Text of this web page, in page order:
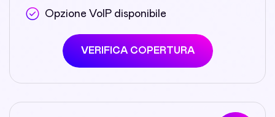
Opzione VoIP disponibile
VERIFICA COPERTURA